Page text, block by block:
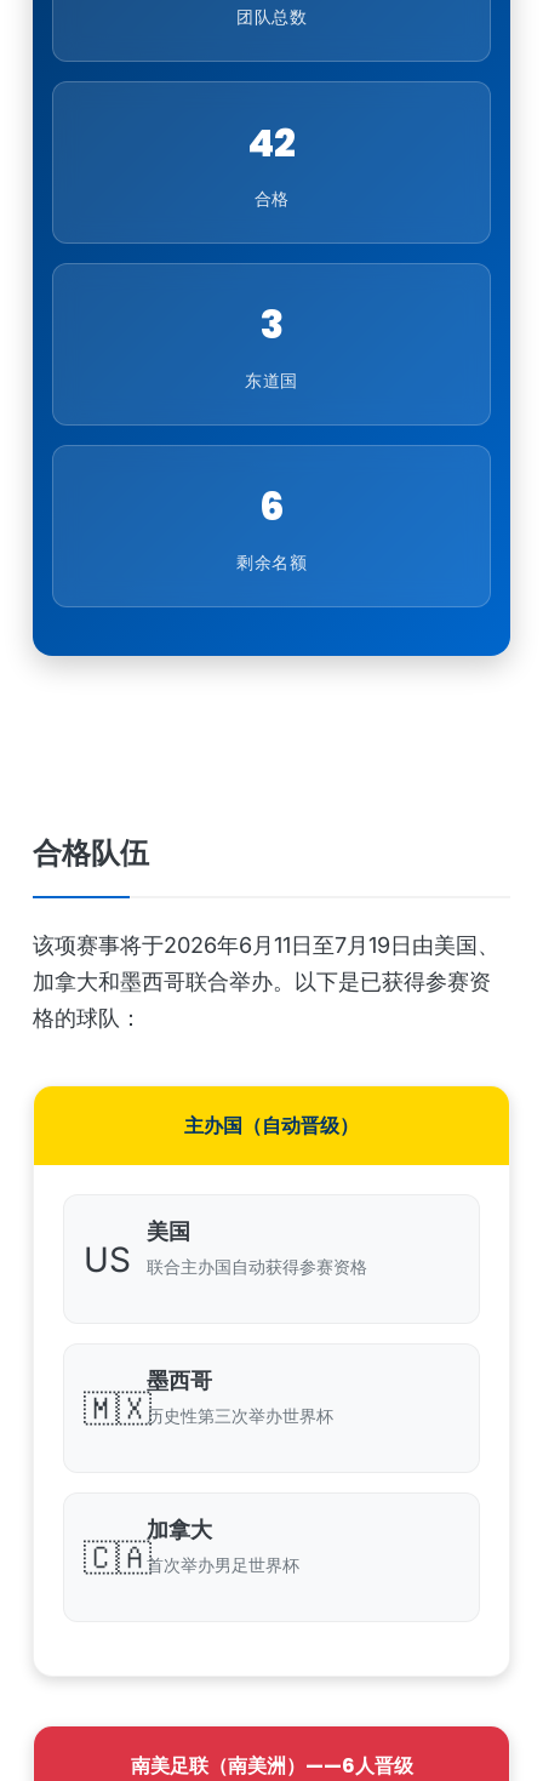
团队总数
42
合格
3
东道国
6
剩余名额
合格队伍
该项赛事将于2026年6月11日至7月19日由美国、
加拿大和墨西哥联合举办。以下是已获得参赛资
格的球队：
主办国（自动晋级）
US
美国
联合主办国自动获得参赛资格
🇲🇽
墨西哥
历史性第三次举办世界杯
🇨🇦
加拿大
首次举办男足世界杯
南美足联（南美洲）——6人晋级